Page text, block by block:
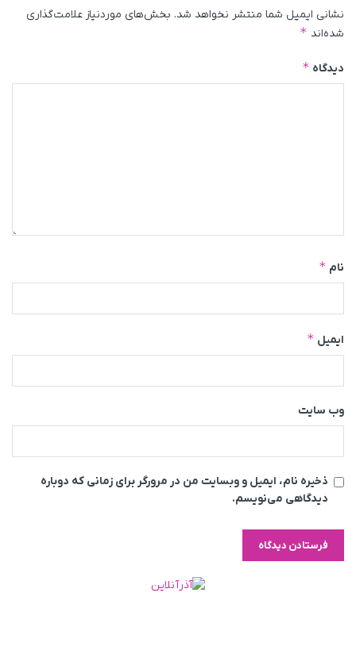
نشانی ایمیل شما منتشر نخواهد شد. بخش‌های موردنیاز علامت‌گذاری
شده‌اند *
دیدگاه *
نام *
ایمیل *
وب‌ سایت
ذخیره نام، ایمیل و وبسایت من در مرورگر برای زمانی که دوباره
دیدگاهی می‌نویسم.